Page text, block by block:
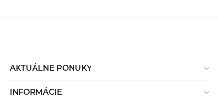
AKTUÁLNE PONUKY
INFORMÁCIE